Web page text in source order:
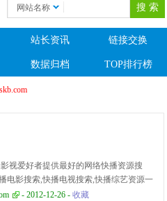
网站名称
站长资讯 链接交换
数据归档 TOP排行榜
视爱好者提供最好的网络快播资源搜
电影搜索,快播电视搜索,快播综艺资源一
乐,从9skb就搜开始。
- 2012-12-26 - 收藏